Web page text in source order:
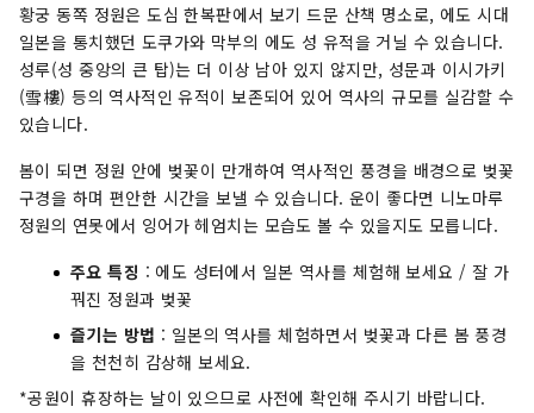
황궁 동쪽 정원은 도심 한복판에서 보기 드문 산책 명소로, 에도 시대
일본을 통치했던 도쿠가와 막부의 에도 성 유적을 거닐 수 있습니다.
성루(성 중앙의 큰 탑)는 더 이상 남아 있지 않지만, 성문과 이시가키
(雪樓) 등의 역사적인 유적이 보존되어 있어 역사의 규모를 실감할 수
있습니다.
봄이 되면 정원 안에 벚꽃이 만개하여 역사적인 풍경을 배경으로 벚꽃
구경을 하며 편안한 시간을 보낼 수 있습니다. 운이 좋다면 니노마루
정원의 연못에서 잉어가 헤엄치는 모습도 볼 수 있을지도 모릅니다.
주요 특징 : 에도 성터에서 일본 역사를 체험해 보세요 / 잘 가
꿔진 정원과 벚꽃
즐기는 방법 : 일본의 역사를 체험하면서 벚꽃과 다른 봄 풍경
을 천천히 감상해 보세요.
*공원이 휴장하는 날이 있으므로 사전에 확인해 주시기 바랍니다.